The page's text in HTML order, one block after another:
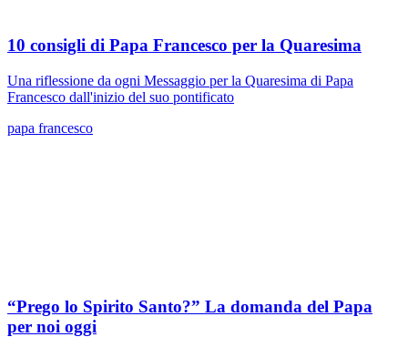
10 consigli di Papa Francesco per la Quaresima
Una riflessione da ogni Messaggio per la Quaresima di Papa
Francesco dall'inizio del suo pontificato
papa francesco
“Prego lo Spirito Santo?” La domanda del Papa
per noi oggi